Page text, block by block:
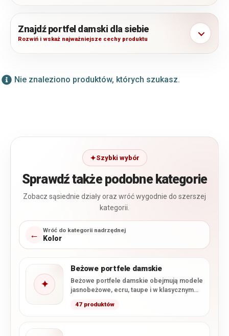
Znajdź portfel damski dla siebie
Rozwiń i wskaż najważniejsze cechy produktu
Nie znaleziono produktów, których szukasz.
Szybki wybór
Sprawdź także podobne kategorie
Zobacz sąsiednie działy oraz wróć wygodnie do szerszej
kategorii.
← Wróć do kategorii nadrzędnej
Kolor
✦
Beżowe portfele damskie
Beżowe portfele damskie obejmują modele
jasnobeżowe, ecru, taupe i w klasycznym
47 produktów